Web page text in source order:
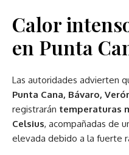
Calor
en Punta
Las autoridades advierten
Punta Cana, Bávaro,
registrarán temperaturas
Celsius, acompañadas de
elevada debido a la fuerte